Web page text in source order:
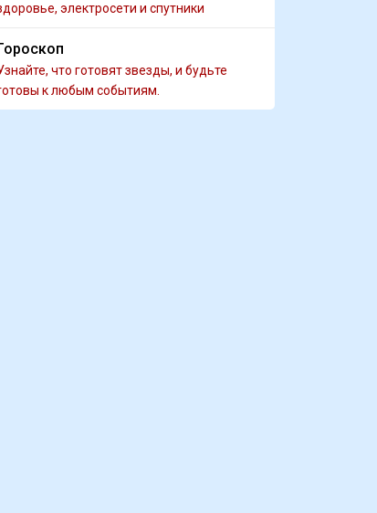
электросети и спутники
что готовят звезды, и будьте
к любым событиям.